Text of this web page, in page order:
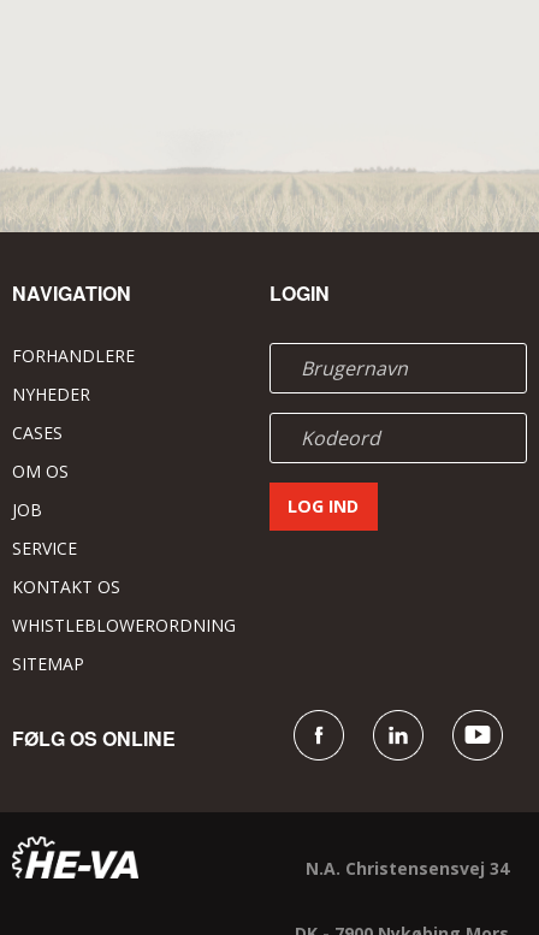
NAVIGATION
FORHANDLERE
NYHEDER
CASES
OM OS
JOB
SERVICE
KONTAKT OS
WHISTLEBLOWERORDNING
SITEMAP
LOGIN
FØLG OS ONLINE
N.A. Christensensvej 34